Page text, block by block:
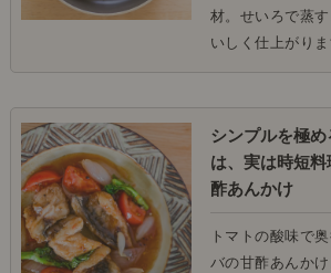
材。せいろで蒸
いしく仕上がりま
シンプルを極
は、実は時短
酢あんかけ
トマトの酸味で
バの甘酢あんか